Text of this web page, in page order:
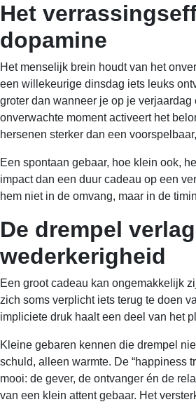
Het
dopamine
Het menselijk brein houdt van het
een willekeurige dinsdag iets leuks
groter dan wanneer je op je verjaardag
onverwachte moment activeert het
hersenen sterker dan een
Een spontaan gebaar, hoe klein ook,
impact dan een duur cadeau op een
hem niet in de omvang, maar in de
De drempel
wederkerigheid
Een groot cadeau kan ongemakkelijk
zich soms verplicht iets terug te doen
impliciete druk haalt een deel van het
Kleine gebaren kennen die drempel
schuld, alleen warmte. De “happiness
mooi: de gever, de ontvanger én de
van een klein attent gebaar. Het